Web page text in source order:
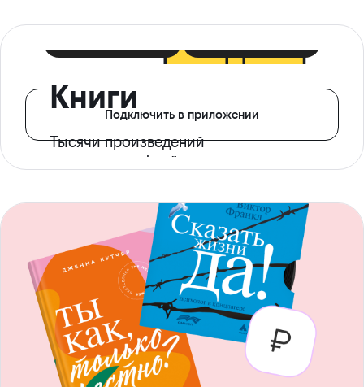
Книги
Тысячи произведений
с доступом офлайн
Подключить в приложении